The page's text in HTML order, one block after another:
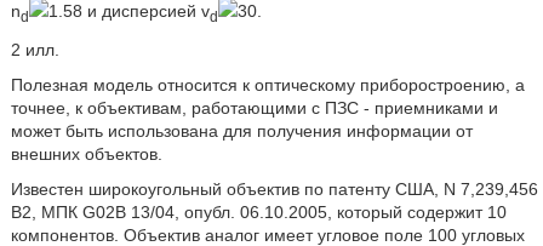
nd 1.58 и дисперсией vd
30.
2 илл.
Полезная модель относится к оптическому приборостроению, а
точнее, к объективам, работающими с ПЗС - приемниками и
может быть использована для получения информации от
внешних объектов.
Известен широкоугольный объектив по патенту США, N 7,239,456
В2, МПК G02B 13/04, опубл. 06.10.2005, который содержит 10
компонентов. Объектив аналог имеет угловое поле 100 угловых